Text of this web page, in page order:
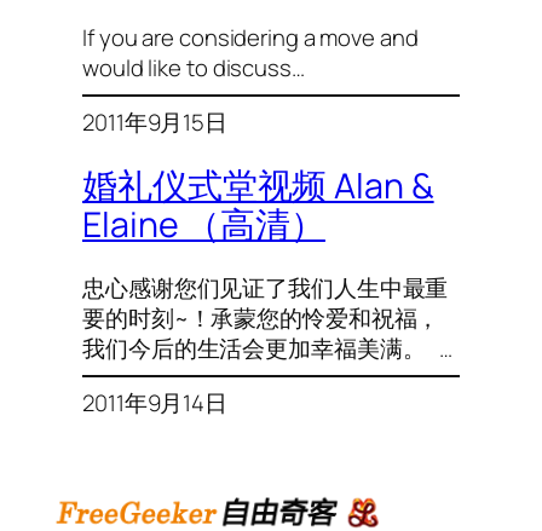
If you are considering a move and
would like to discuss…
2011年9月15日
婚礼仪式堂视频 Alan &
Elaine （高清）
忠心感谢您们见证了我们人生中最重
要的时刻~！承蒙您的怜爱和祝福，
我们今后的生活会更加幸福美满。 …
2011年9月14日